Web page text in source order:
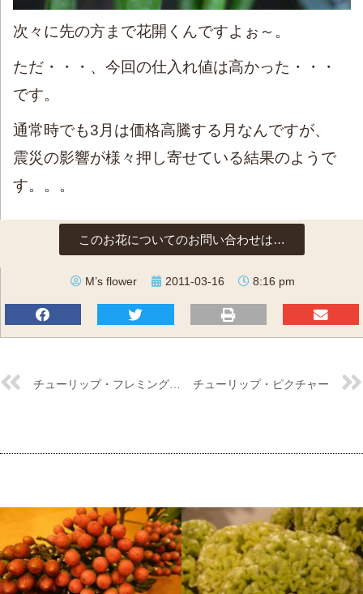
次々に先の方まで花開くんですよぉ～。
ただ・・・、今回の仕入れ値は高かった・・・
です。
通常時でも3月は価格高騰する月なんですが、
震災の影響が様々押し寄せている結果のようで
す。。。
このお花についてのお問い合わせは…
M’s flower 2011-03-16 8:16 pm
チューリップ・ピクチャー